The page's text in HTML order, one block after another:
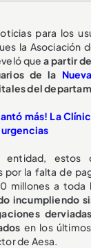
para los
la Asociación
quea partir
de la
del
más! La
estos
por la falta de
millones a toda
incumpliendo
en los
de Aesa.